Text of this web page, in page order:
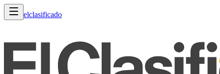
elclasificado